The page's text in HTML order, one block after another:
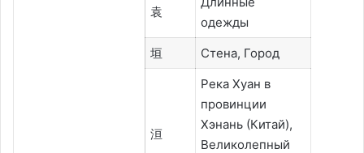
袁
одежды
垣
Стена, Город
洹
Река Хуан в
провинции
Хэнань (Китай),
Великолепный